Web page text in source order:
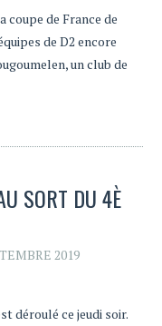
coupe de France de
de D2 encore
un club de
SORT DU 4È
2019
déroulé ce jeudi soir.